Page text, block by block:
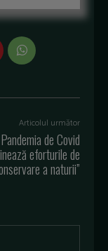
Articolul următor
de Covid
eforturile de
a naturii”